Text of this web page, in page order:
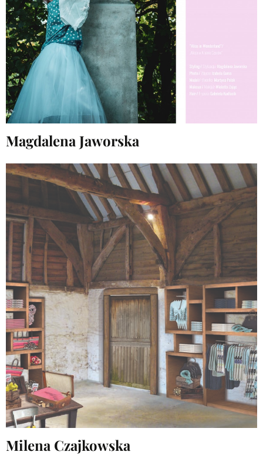
Magdalena Jaworska
Milena Czajkowska